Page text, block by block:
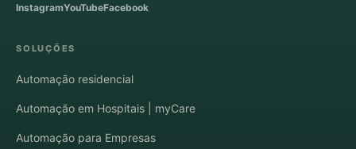
InstagramYouTubeFacebook
SOLUÇÕES
Automação residencial
Automação em Hospitais | myCare
Automação para Empresas